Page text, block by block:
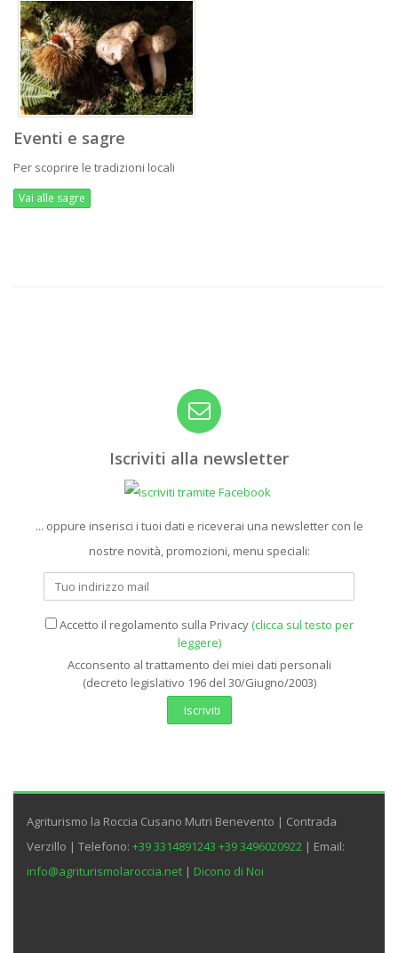
Eventi e sagre
Per scoprire le tradizioni locali
Vai alle sagre
Iscriviti alla newsletter
... oppure inserisci i tuoi dati e riceverai una newsletter con le
nostre novità, promozioni, menu speciali:
Accetto il regolamento sulla Privacy(clicca sul testo per
leggere)
Acconsento al trattamento dei miei dati personali
(decreto legislativo 196 del 30/Giugno/2003)
Iscriviti
Agriturismo la Roccia Cusano Mutri Benevento | Contrada
Verzillo | Telefono: +39 3314891243 +39 3496020922 | Email:
info@agriturismolaroccia.net | Dicono di Noi